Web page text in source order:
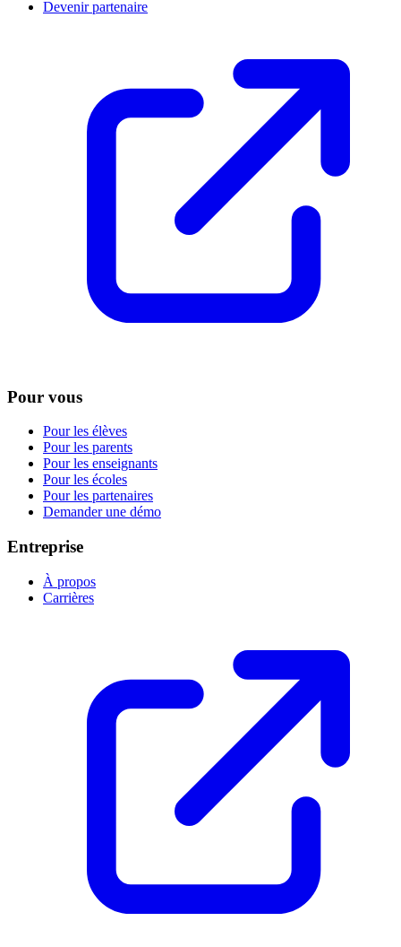
Devenir partenaire
Pour vous
Pour les élèves
Pour les parents
Pour les enseignants
Pour les écoles
Pour les partenaires
Demander une démo
Entreprise
À propos
Carrières